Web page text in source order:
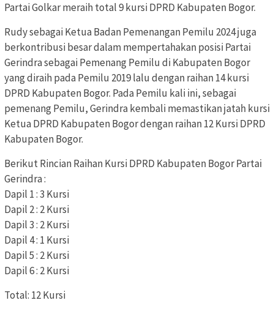
Partai Golkar meraih total 9 kursi DPRD Kabupaten Bogor.
Rudy sebagai Ketua Badan Pemenangan Pemilu 2024 juga
berkontribusi besar dalam mempertahakan posisi Partai
Gerindra sebagai Pemenang Pemilu di Kabupaten Bogor
yang diraih pada Pemilu 2019 lalu dengan raihan 14 kursi
DPRD Kabupaten Bogor. Pada Pemilu kali ini, sebagai
pemenang Pemilu, Gerindra kembali memastikan jatah kursi
Ketua DPRD Kabupaten Bogor dengan raihan 12 Kursi DPRD
Kabupaten Bogor.
Berikut Rincian Raihan Kursi DPRD Kabupaten Bogor Partai
Gerindra :
Dapil 1 : 3 Kursi
Dapil 2 : 2 Kursi
Dapil 3 : 2 Kursi
Dapil 4 : 1 Kursi
Dapil 5 : 2 Kursi
Dapil 6 : 2 Kursi
Total: 12 Kursi